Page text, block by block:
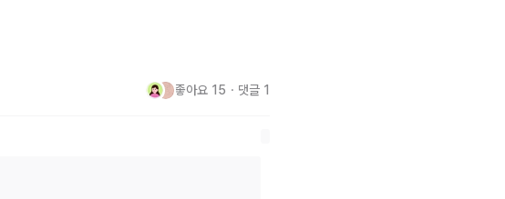
이 끝나기가 무섭게 저는 등 뒤에 숨겨왔던 소주를
좋아요 15 ・ 댓글 1